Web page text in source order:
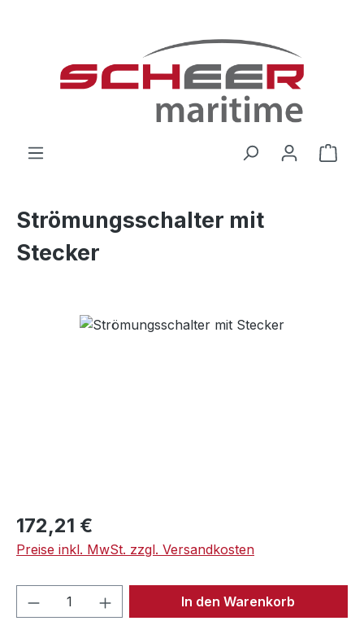
Strömungsschalter mit
Stecker
Bildergalerie überspringen
Regulärer Preis:
172,21 €
Preise inkl. MwSt. zzgl. Versandkosten
Produkt Anzahl: Gib denIn den Warenkorb